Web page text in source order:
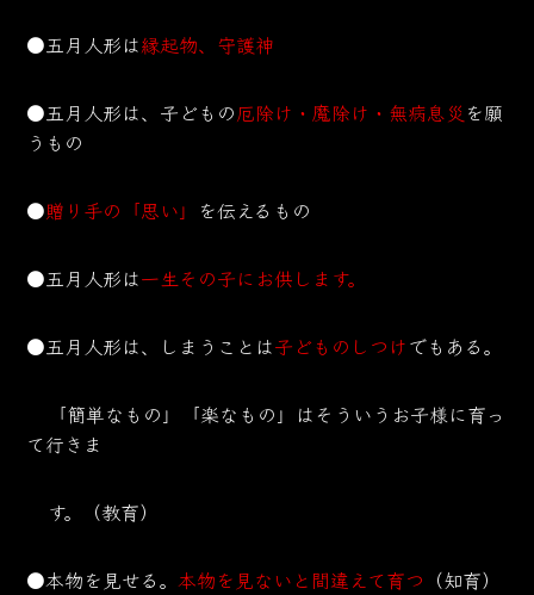
●五月人形は縁起物、守護神
●五月人形は、子どもの厄除け・魔除け・無病息災 を願
うもの
●贈り手の「思い」 を伝えるもの
●五月人形は一生その子にお供します。
●五月人形は、しまうことは子どものしつけでもある。
「簡単なもの」「楽なもの」はそういうお子様に育っ
て行きま
す。（教育）
●本物を見せる。本物を見ないと間違えて育つ （知育）